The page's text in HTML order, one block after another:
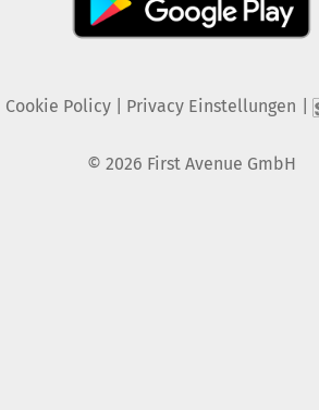
Cookie Policy| Privacy Einstellungen
© 2026 First Avenue GmbH